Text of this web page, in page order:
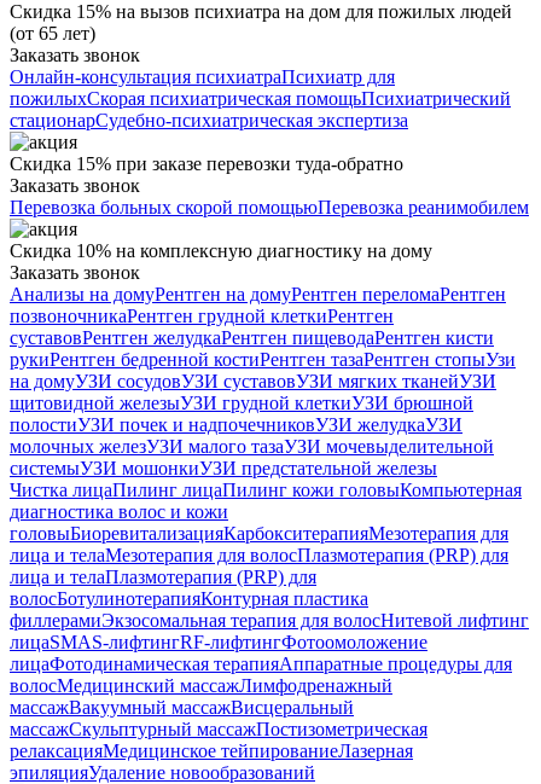
Скидка 15% на вызов психиатра на дом для пожилых людей
(от 65 лет)
Заказать звонок
Онлайн-консультация психиатраПсихиатр для
пожилыхСкорая психиатрическая помощьПсихиатрический
стационарСудебно-психиатрическая экспертиза
Скидка 15% при заказе перевозки туда-обратно
Заказать звонок
Перевозка больных скорой помощьюПеревозка реанимобилем
Скидка 10% на комплексную диагностику на дому
Заказать звонок
Анализы на домуРентген на домуРентген переломаРентген
позвоночникаРентген грудной клеткиРентген
суставовРентген желудкаРентген пищеводаРентген кисти
рукиРентген бедренной костиРентген тазаРентген стопыУзи
на домуУЗИ сосудовУЗИ суставовУЗИ мягких тканейУЗИ
щитовидной железыУЗИ грудной клеткиУЗИ брюшной
полостиУЗИ почек и надпочечниковУЗИ желудкаУЗИ
молочных железУЗИ малого тазаУЗИ мочевыделительной
системыУЗИ мошонкиУЗИ предстательной железы
Чистка лицаПилинг лицаПилинг кожи головыКомпьютерная
диагностика волос и кожи
головыБиоревитализацияКарбокситерапияМезотерапия для
лица и телаМезотерапия для волосПлазмотерапия (PRP) для
лица и телаПлазмотерапия (PRP) для
волосБотулинотерапияКонтурная пластика
филлерамиЭкзосомальная терапия для волосНитевой лифтинг
лицаSMAS-лифтингRF-лифтингФотоомоложение
лицаФотодинамическая терапияАппаратные процедуры для
волосМедицинский массажЛимфодренажный
массажВакуумный массажВисцеральный
массажСкульптурный массажПостизометрическая
релаксацияМедицинское тейпированиеЛазерная
эпиляцияУдаление новообразований